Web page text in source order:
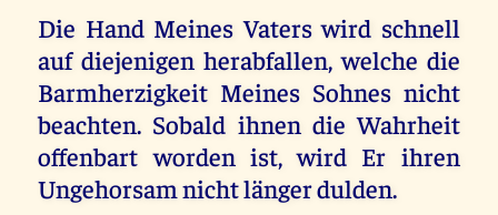
Die Hand Meines Vaters wird schnell
auf diejenigen herabfallen, welche die
Barmherzigkeit Meines Sohnes nicht
beachten. Sobald ihnen die Wahrheit
offenbart worden ist, wird Er ihren
Ungehorsam nicht länger dulden.